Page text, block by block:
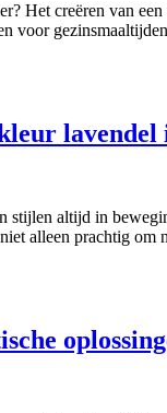
Het creëren van
voor
altijd in
alleen prachtig om